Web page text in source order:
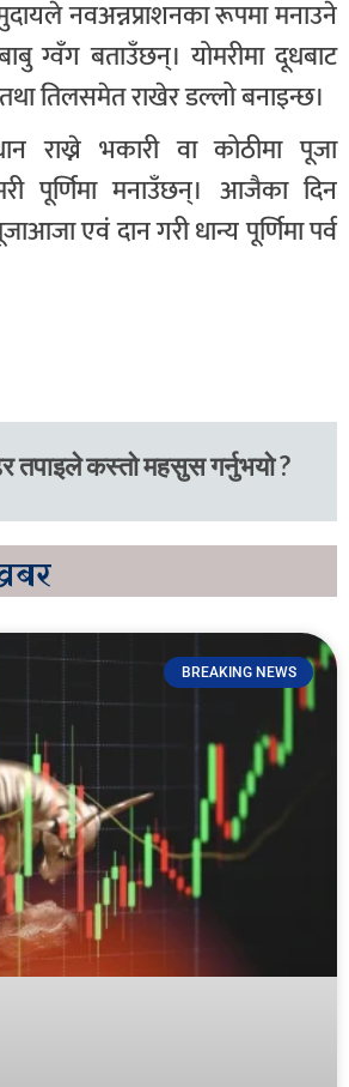
नवअन्नप्राशनका रूपमा मनाउने
ग्वँग बताउँछन्। योमरीमा दूधबाट
तिलसमेत राखेर डल्लो बनाइन्छ।
राख्ने भकारी वा कोठीमा पूजा
पूर्णिमा मनाउँछन्। आजैका दिन
एवं दान गरी धान्य पूर्णिमा पर्व
तपाइले कस्तो महसुस गर्नुभयो ?
BREAKING NEWS